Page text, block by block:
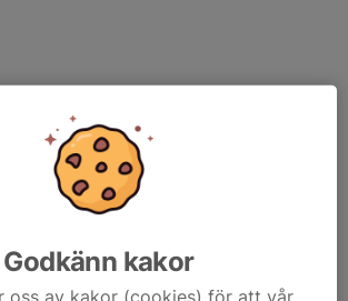
Godkänn kakor
oss av kakor (cookies) för att vår